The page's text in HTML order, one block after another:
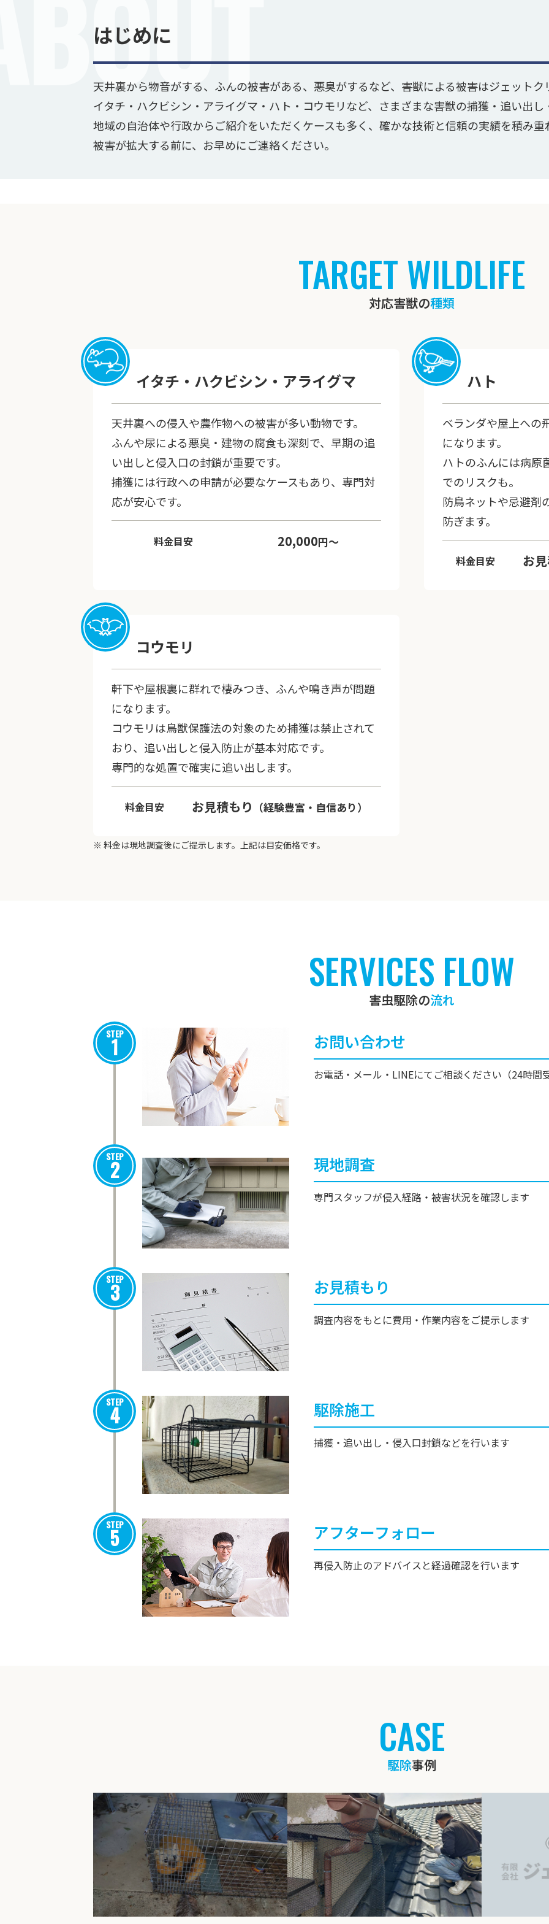
はじめに
天井裏から物音がする、ふんの被害がある、悪臭がするなど、害獣による被害はジェット
イタチ・ハクビシン・アライグマ・ハト・コウモリなど、さまざまな害獣の捕獲・追い出
地域の自治体や行政からご紹介をいただくケースも多く、確かな技術と信頼の実績を積み重
被害が拡大する前に、お早めにご連絡ください。
TARGET WILDLIFE
対応害獣の種類
イタチ・ハクビシン・アライグマ
天井裏への侵入や農作物への被害が多い動物です。
ふんや尿による悪臭・建物の腐食も深刻で、早期の追
い出しと侵入口の封鎖が重要です。
捕獲には行政への申請が必要なケースもあり、専門対
応が安心です。
料金目安 20,000円〜
ハト
ベランダや屋上への
になります。
ハトのふんには病原
でのリスクも。
防鳥ネットや忌避剤
防ぎます。
料金目安 お
コウモリ
軒下や屋根裏に群れで棲みつき、ふんや鳴き声が問題
になります。
コウモリは鳥獣保護法の対象のため捕獲は禁止されて
おり、追い出しと侵入防止が基本対応です。
専門的な処置で確実に追い出します。
料金目安 お見積もり （経験豊富・自信あり）
※ 料金は現地調査後にご提示します。上記は目安価格です。
SERVICES FLOW
害虫駆除の流れ
STEP
1 お問い合わせ
お電話・メール・LINEにてご相談ください（24時間
STEP
2 現地調査
専門スタッフが侵入経路・被害状況を確認します
STEP
3 お見積もり
調査内容をもとに費用・作業内容をご提示します
STEP
4 駆除施工
捕獲・追い出し・侵入口封鎖などを行います
STEP
5 アフターフォロー
再侵入防止のアドバイスと経過確認を行います
CASE
駆除事例